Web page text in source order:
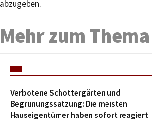
abzugeben.
Mehr zum Thema
Verbotene Schottergärten und
Begrünungssatzung: Die meisten
Hauseigentümer haben sofort reagiert